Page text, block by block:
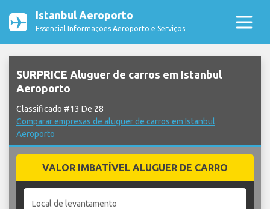
Istanbul Aeroporto
Essencial Informações Aeroporto e Serviços
SURPRICE Aluguer de carros em Istanbul
Aeroporto
Classificado #13 De 28
Comparar empresas de aluguer de carros em Istanbul
Aeroporto
VALOR IMBATÍVEL ALUGUER DE CARRO
Local de levantamento